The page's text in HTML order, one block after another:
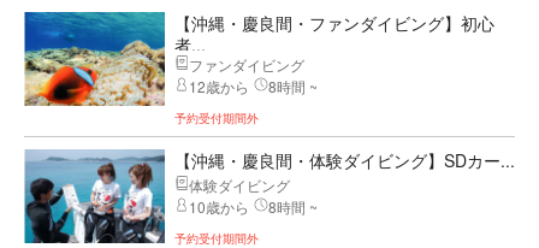
【沖縄・慶良間・ファンダイビング】初心
者...
ファンダイビング
12歳から
8時間 ~
予約受付期間外
【沖縄・慶良間・体験ダイビング】SDカー...
体験ダイビング
10歳から
8時間 ~
予約受付期間外